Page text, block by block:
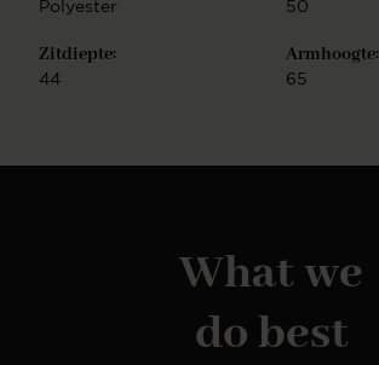
Polyester 50
Zitdiepte:
44
Armhoogte:
65
What we
do best